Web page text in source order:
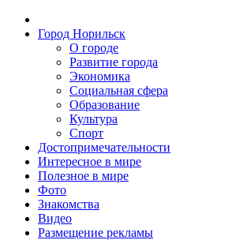
Город Норильск
О городе
Развитие города
Экономика
Социальная сфера
Образование
Культура
Спорт
Достопримечательности
Интересное в мире
Полезное в мире
Фото
Знакомства
Видео
Размещение рекламы